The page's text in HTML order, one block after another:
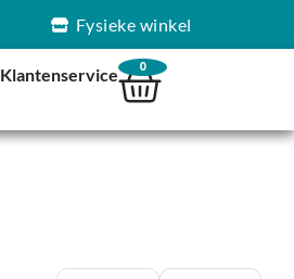
Fysieke winkel
Klantenservice 0